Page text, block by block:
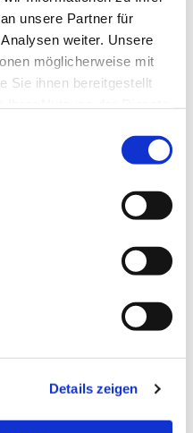
unsere Partner für
weiter. Unsere
möglicherweise mit
Sie ihnen bereitgestellt
Details zeigen
der Ortskirchen